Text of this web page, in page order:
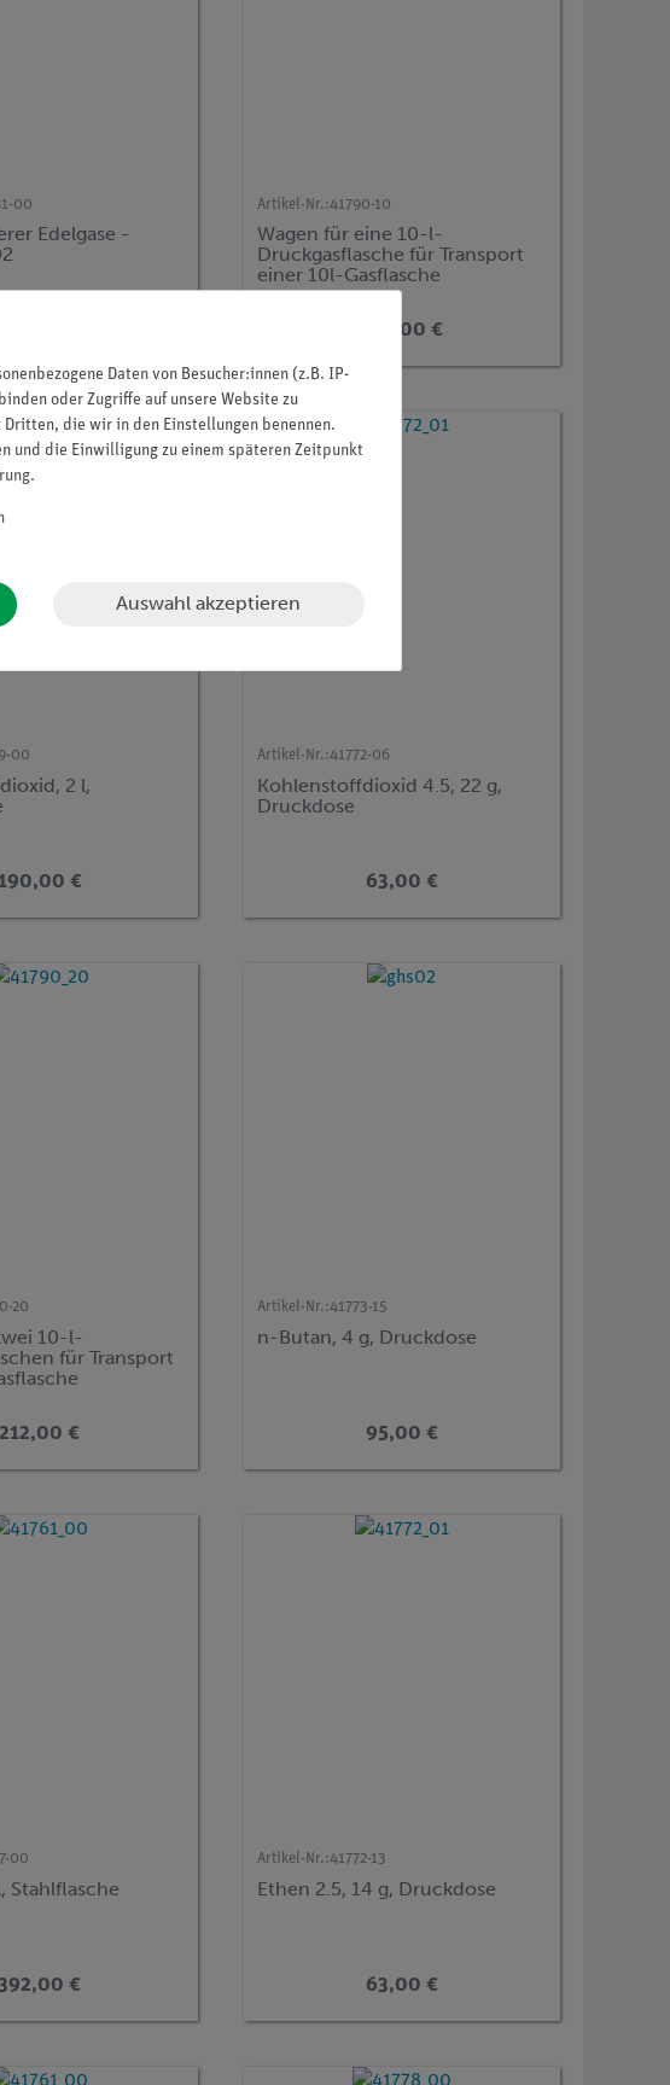
00
Edelgase -
Artikel-Nr.:41790-10
Wagen für eine 10-l-
Druckgasflasche für Transport
einer 10l-Gasflasche
164,00 €
00
2 l,
190,00 €
Artikel-Nr.:41772-06
Kohlenstoffdioxid 4.5, 22 g,
Druckdose
63,00 €
20
10-l-
für Transport
212,00 €
Artikel-Nr.:41773-15
n-Butan, 4 g, Druckdose
95,00 €
00
Stahlflasche
€
Artikel-Nr.:41772-13
Ethen 2.5, 14 g, Druckdose
63,00 €
Daten von Besucher:innen (z.B. IP-
oder Zugriffe auf unsere Website zu
die wir in den Einstellungen benennen.
und die Einwilligung zu einem späteren Zeitpunkt
.
Auswahl akzeptieren